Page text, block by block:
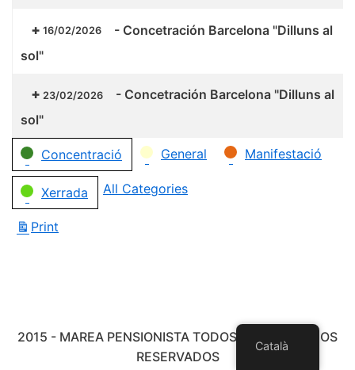
16/02/2026 - Concetración Barcelona "Dilluns al
sol"
23/02/2026 - Concetración Barcelona "Dilluns al
sol"
Categories
Concentració General Manifestació
Xerrada All Categories
Print
2015 - MAREA PENSIONISTA TODOS LOS DERECHOS
RESERVADOS
Català